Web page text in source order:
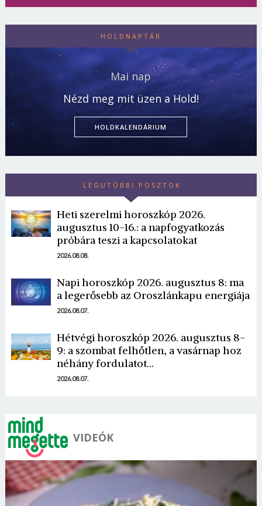
HOLDNAPTÁR
Mai nap
Nézd meg mit üzen a Hold!
HOLDKALENDÁRIUM
LEGUTÓBBI POSZTOK
Heti szerelmi horoszkóp 2026.
augusztus 10-16.: a napfogyatkozás
próbára teszi a kapcsolatokat
2026.08.08.
Napi horoszkóp 2026. augusztus 8: ma
a legerősebb az Oroszlánkapu energiája
2026.08.07.
Hétvégi horoszkóp 2026. augusztus 8-
9: a szombat felhőtlen, a vasárnap hoz
néhány fordulatot…
2026.08.07.
VIDEÓK
Borsonline bejelentkezés
E-mail cím vagy felhasználónév
Jelszó